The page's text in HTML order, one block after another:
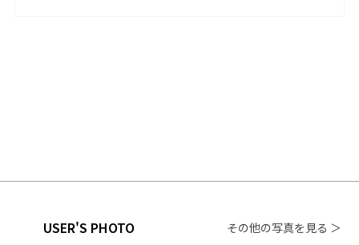
USER'S PHOTO その他の写真を見る ＞